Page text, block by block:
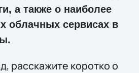
а также о наиболее
облачных сервисах в
расскажите коротко о